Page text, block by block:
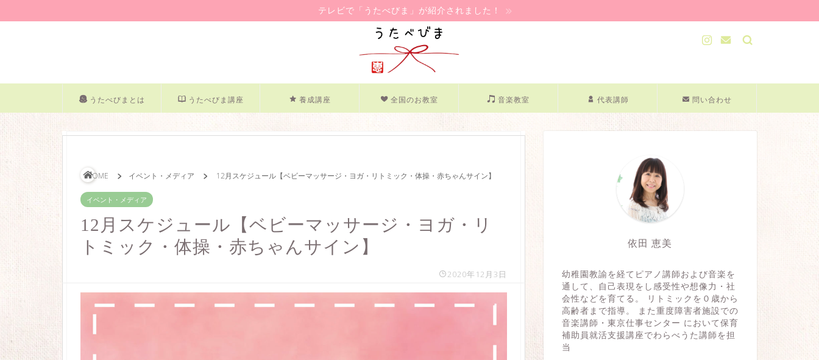
テレビで「うたべびま」が紹介されました！
うたべびまとは うたべびま講座 養成講座 全国のお教室 音楽教室 代表講師 問い合わせ
HOME イベント・メディア 12月スケジュール【ベビーマッサージ・ヨガ・リトミック・体操・赤ちゃんサイン】
イベント・メディア
12月スケジュール【ベビーマッサージ・ヨガ・リ
トミック・体操・赤ちゃんサイン】
2020年12月3日
依田 恵美
幼稚園教諭を経てピアノ講師および音楽を
通して、自己表現をし感受性や想像力・社
会性などを育てる。 リトミックを０歳から
高齢者まで指導。 また重度障害者施設での
音楽講師・東京仕事センター において保育
補助員就活支援講座でわらべうた講師を担
当